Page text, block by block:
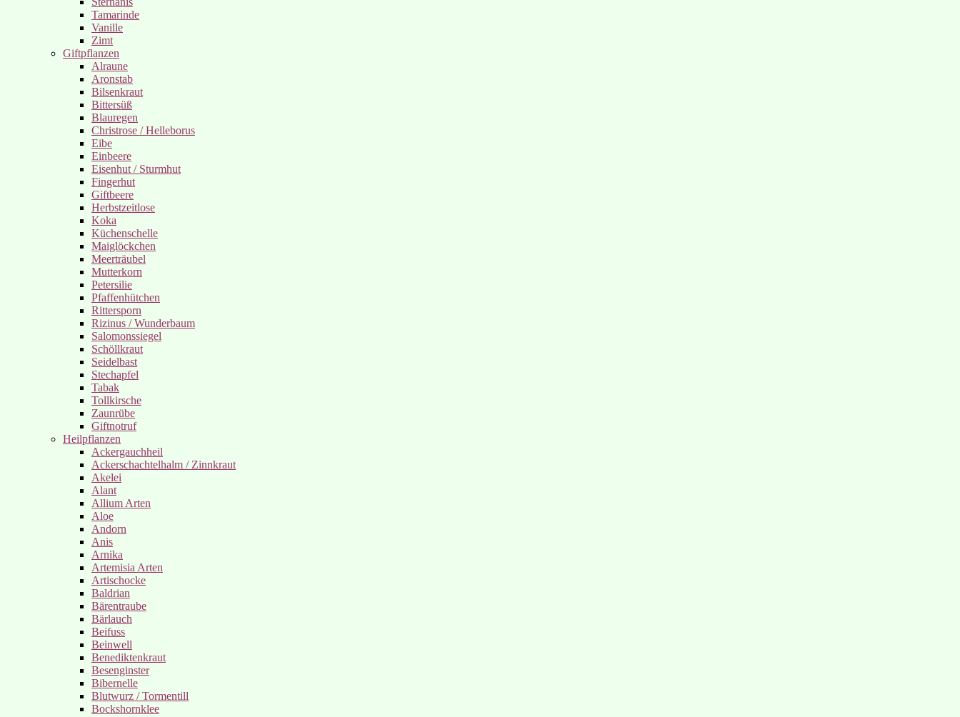
Tamarinde
Vanille
Zimt
Giftpflanzen
Alraune
Aronstab
Bilsenkraut
Bittersüß
Blauregen
Christrose / Helleborus
Eibe
Einbeere
Eisenhut / Sturmhut
Fingerhut
Giftbeere
Herbstzeitlose
Koka
Küchenschelle
Maiglöckchen
Meerträubel
Mutterkorn
Petersilie
Pfaffenhütchen
Rittersporn
Rizinus / Wunderbaum
Salomonssiegel
Schöllkraut
Seidelbast
Stechapfel
Tabak
Tollkirsche
Zaunrübe
Giftnotruf
Heilpflanzen
Ackergauchheil
Ackerschachtelhalm / Zinnkraut
Akelei
Alant
Allium Arten
Aloe
Andorn
Anis
Arnika
Artemisia Arten
Artischocke
Baldrian
Bärentraube
Bärlauch
Beifuss
Beinwell
Benediktenkraut
Besenginster
Bibernelle
Blutwurz / Tormentill
Bockshornklee